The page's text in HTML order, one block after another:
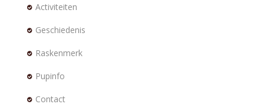
Activiteiten
Geschiedenis
Raskenmerk
Pupinfo
Contact